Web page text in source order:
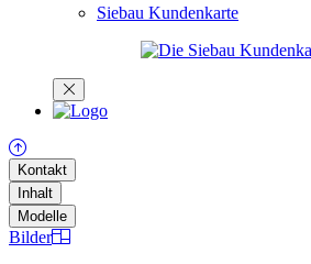
Siebau Kundenkarte
Kontakt
Inhalt
Modelle
Bilder